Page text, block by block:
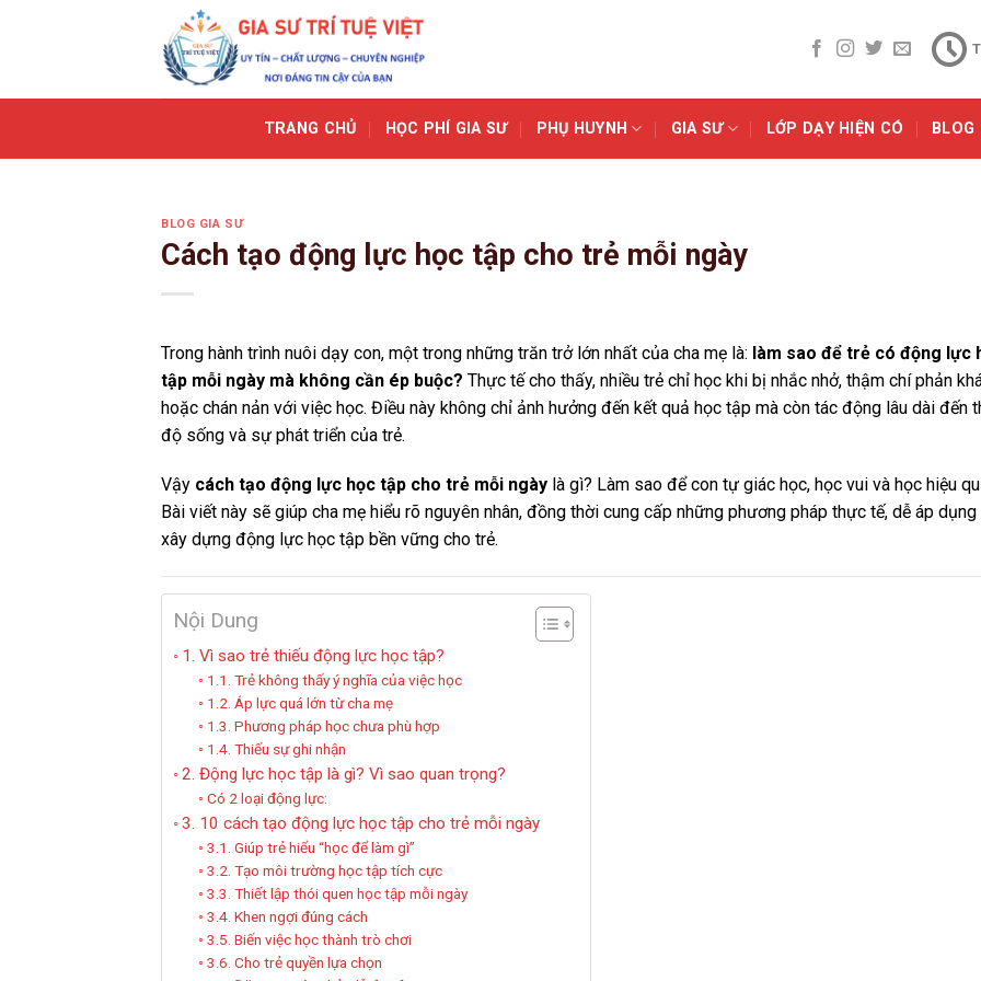
TRANG CHỦ HỌC PHÍ GIA SƯ PHỤ HUYNH GIA SƯ LỚP DẠY HIỆN CÓ BLOG
BLOG GIA SƯ
Cách tạo động lực học tập cho trẻ mỗi ngày
Trong hành trình nuôi dạy con, một trong những trăn trở lớn nhất của cha mẹ là: làm sao để trẻ có động lực
tập mỗi ngày mà không cần ép buộc? Thực tế cho thấy, nhiều trẻ chỉ học khi bị nhắc nhở, thậm chí phản
hoặc chán nản với việc học. Điều này không chỉ ảnh hưởng đến kết quả học tập mà còn tác động lâu dài đến
độ sống và sự phát triển của trẻ.
Vậy cách tạo động lực học tập cho trẻ mỗi ngày là gì? Làm sao để con tự giác học, học vui và học hiệu
Bài viết này sẽ giúp cha mẹ hiểu rõ nguyên nhân, đồng thời cung cấp những phương pháp thực tế, dễ áp
xây dựng động lực học tập bền vững cho trẻ.
Nội Dung
1. Vì sao trẻ thiếu động lực học tập?
1.1. Trẻ không thấy ý nghĩa của việc học
1.2. Áp lực quá lớn từ cha mẹ
1.3. Phương pháp học chưa phù hợp
1.4. Thiếu sự ghi nhận
2. Động lực học tập là gì? Vì sao quan trọng?
Có 2 loại động lực:
3. 10 cách tạo động lực học tập cho trẻ mỗi ngày
3.1. Giúp trẻ hiểu “học để làm gì”
3.2. Tạo môi trường học tập tích cực
3.3. Thiết lập thói quen học tập mỗi ngày
3.4. Khen ngợi đúng cách
3.5. Biến việc học thành trò chơi
3.6. Cho trẻ quyền lựa chọn